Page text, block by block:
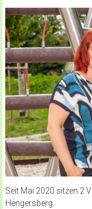
Seit Mai 2020 sitzen 2
Hengersberg.